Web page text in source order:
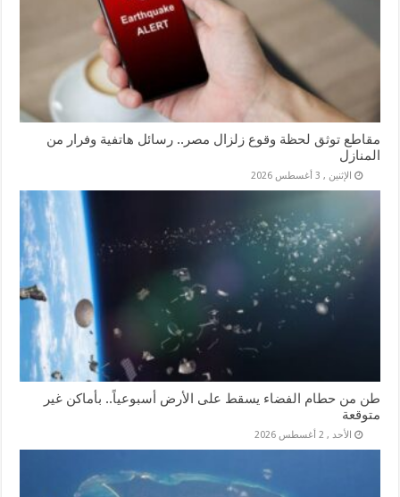
مقاطع توثق لحظة وقوع زلزال مصر.. رسائل هاتفية وفرار من
المنازل
الإثنين , 3 أغسطس 2026
طن من حطام الفضاء يسقط على الأرض أسبوعياً.. بأماكن غير
متوقعة
الأحد , 2 أغسطس 2026